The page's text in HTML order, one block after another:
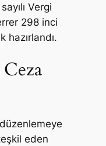
Vergi
298 inci
hazırlandı.
eden